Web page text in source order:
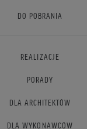
DO POBRANIA
REALIZACJE
PORADY
DLA ARCHITEKTÓW
DLA WYKONAWCÓW